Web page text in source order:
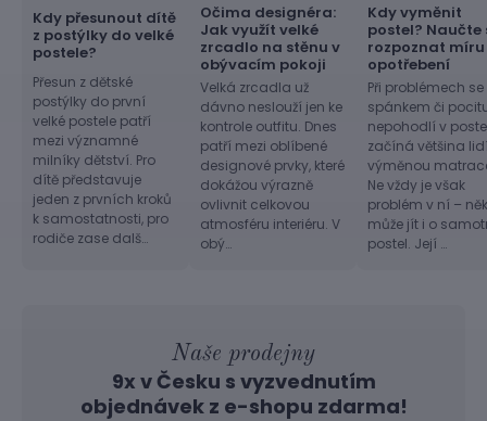
Kdy přesunout dítě
z postýlky do velké
postele?
Přesun z dětské
postýlky do první
velké postele patří
mezi významné
milníky dětství. Pro
dítě představuje
jeden z prvních kroků
k samostatnosti, pro
rodiče zase dalš…
Očima designéra:
Jak využít velké
zrcadlo na stěnu v
obývacím pokoji
Velká zrcadla už
dávno neslouží jen ke
kontrole outfitu. Dnes
patří mezi oblíbené
designové prvky, které
dokážou výrazně
ovlivnit celkovou
atmosféru interiéru. V
obý…
Kdy vyměnit
postel? Naučte
rozpoznat míru
opotřebení
Při problémech se
spánkem či
nepohodlí v
začíná většina
výměnou
Ne vždy je však
problém v ní –
může jít i o
postel. Její …
Naše prodejny
9x v Česku s vyzvednutím
objednávek z e-shopu zdarma!